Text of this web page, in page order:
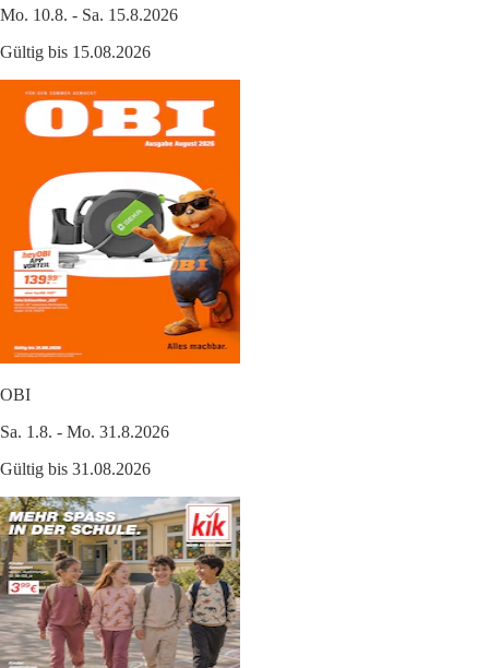
Mo. 10.8. - Sa. 15.8.2026
Gültig bis 15.08.2026
OBI
Sa. 1.8. - Mo. 31.8.2026
Gültig bis 31.08.2026